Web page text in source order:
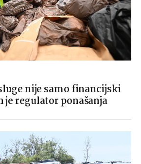
nije samo financijski
je regulator ponašanja